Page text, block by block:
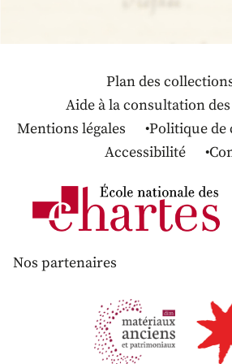
Plan des
Aide à la consultation
Mentions légales
Politique
Accessibilité
Nos partenaires